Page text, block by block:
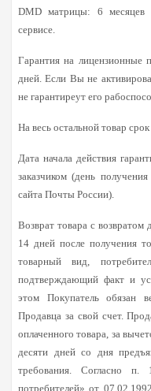
DMD матрицы: 6 месяцев
сервисе.
Гарантия на лицензионные
дней. Если Вы не
не гарантиреут его
На весь остальной товар
Дата начала действия
заказчиком (день
сайта Почты России).
Возврат товара с
14 дней после получения
товарный вид,
подтверждающий факт и
этом Покупатель обязан
Продавца за свой счет.
оплаченного товара, за
десяти дней со дня
требования. Согласно
потребителей» от